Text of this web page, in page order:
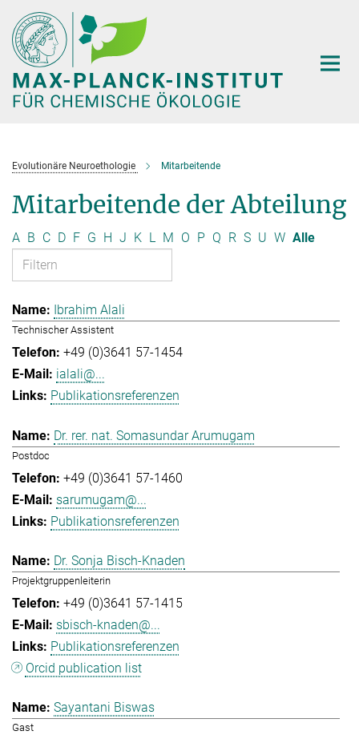
Hauptinhalt
Evolutionäre Neuroethologie Mitarbeitende
Mitarbeitende der Abteilung
A B C D F G H J K L M O P Q R S U W Alle
Ibrahim Alali
Technischer Assistent
+49 (0)3641 57-1454
ialali@...
Publikationsreferenzen
Dr. rer. nat. Somasundar Arumugam
Postdoc
+49 (0)3641 57-1460
sarumugam@...
Publikationsreferenzen
Dr. Sonja Bisch-Knaden
Projektgruppenleiterin
+49 (0)3641 57-1415
sbisch-knaden@...
Publikationsreferenzen
Orcid publication list
Sayantani Biswas
Gast